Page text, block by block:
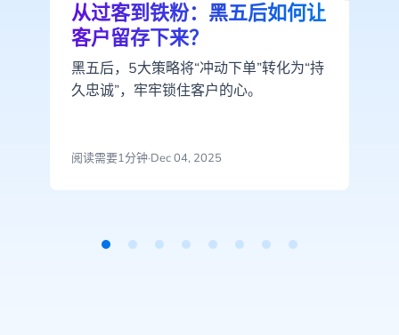
从过客到铁粉：黑五后如何让
客户留存下来？
黑五后，5大策略将“冲动下单”转化为“持
久忠诚”，牢牢锁住客户的心。
阅读需要1分钟·Dec 04, 2025